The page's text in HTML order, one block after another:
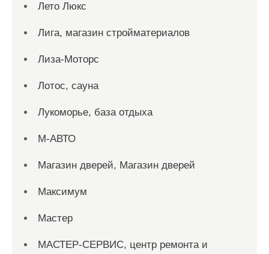
Лето Люкс
Лига, магазин стройматериалов
Лиза-Моторс
Лотос, сауна
Лукоморье, база отдыха
М-АВТО
Магазин дверей, Магазин дверей
Максимум
Мастер
МАСТЕР-СЕРВИС, центр ремонта и